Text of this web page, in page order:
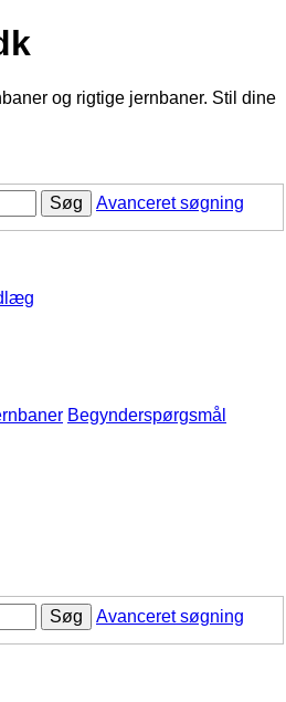
og rigtige jernbaner. Stil dine
Søg Avanceret søgning
Begynderspørgsmål
Søg
Avanceret søgning